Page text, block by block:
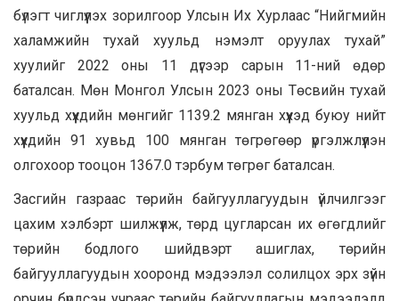
бүлэгт чиглүүлэх зорилгоор Улсын Их Хурлаас “Нийгмийн
халамжийн тухай хуульд нэмэлт оруулах тухай”
хуулийг 2022 оны 11 дүгээр сарын 11-ний өдөр
баталсан. Мөн Монгол Улсын 2023 оны Төсвийн тухай
хуульд хүүхдийн мөнгийг 1139.2 мянган хүүхэд буюу нийт
хүүхдийн 91 хувьд 100 мянган төгрөгөөр үргэлжлүүлэн
олгохоор тооцон 1367.0 тэрбум төгрөг баталсан.
Засгийн газраас төрийн байгууллагуудын үйлчилгээг
цахим хэлбэрт шилжүүлж, төрд цугларсан их өгөгдлийг
төрийн бодлого шийдвэрт ашиглах, төрийн
байгууллагуудын хооронд мэдээлэл солилцох эрх зүйн